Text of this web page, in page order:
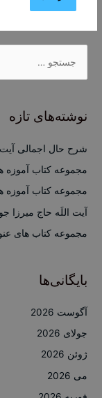
ب
نوشته‌های تازه
شرح حال اجمالی
مجموعه کتاب آموزه
مجموعه کتاب آموزه
آیت اللَه حاج میرزا
مجموعه کتاب های
بایگانی‌ها
آگوست 2026
جولای 2026
ژوئن 2026
می 2026